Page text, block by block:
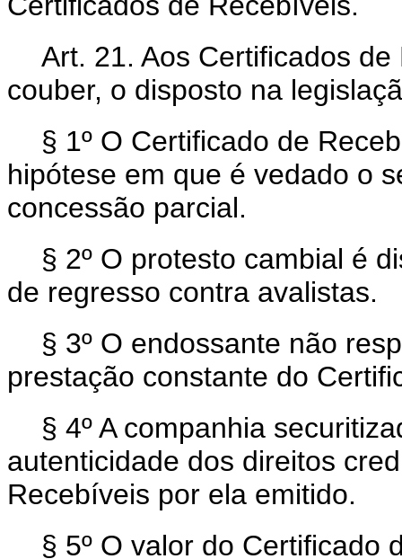
Art. 21. Aos Certificados
couber, o disposto na
§ 1º O Certificado de
hipótese em que é vedado o
concessão parcial.
§ 2º O protesto cambial é
de regresso contra avalistas.
§ 3º O endossante não
prestação constante do
§ 4º A companhia
autenticidade dos direitos
Recebíveis por ela emitido.
§ 5º O valor do Certificado